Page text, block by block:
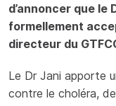
d’annoncer que le
formellement
directeur du
Le Dr Jani apporte
contre le choléra,